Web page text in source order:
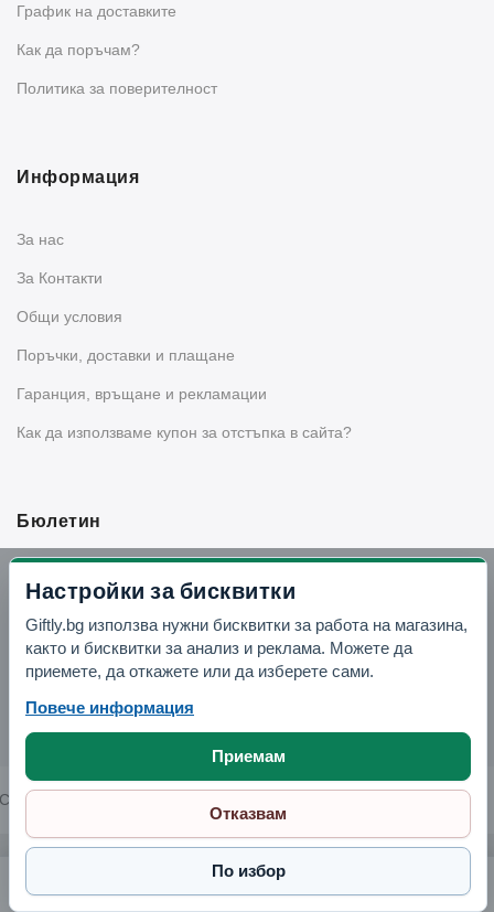
2.30 € / 4.49 лв. Поръчай
График на доставките
Как да поръчам?
Политика за поверителност
Информация
За нас
За Контакти
Общи условия
Поръчки, доставки и плащане
Гаранция, връщане и рекламации
Как да използваме купон за отстъпка в сайта?
Бюлетин
Вземи -10% отстъпка в Telegram
Отвори Telegram
Copyright © 2026 GIFTLY.BG. All rights reserved.
Настройки за бисквитки
Giftly.bg използва нужни бисквитки за работа на магазина,
както и бисквитки за анализ и реклама. Можете да
приемете, да откажете или да изберете сами.
Повече информация
Приемам
Отказвам
По избор